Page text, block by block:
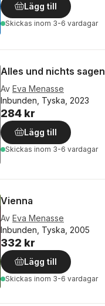
Lägg till
Skickas inom 3-6 vardagar
Alles und nichts sagen
Av Eva Menasse
Inbunden, Tyska, 2023
284 kr
Lägg till
Skickas inom 3-6 vardagar
Vienna
Av Eva Menasse
Inbunden, Tyska, 2005
332 kr
Lägg till
Skickas inom 3-6 vardagar